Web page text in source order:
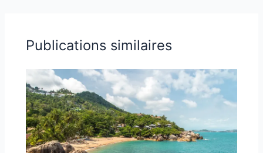
Publications similaires